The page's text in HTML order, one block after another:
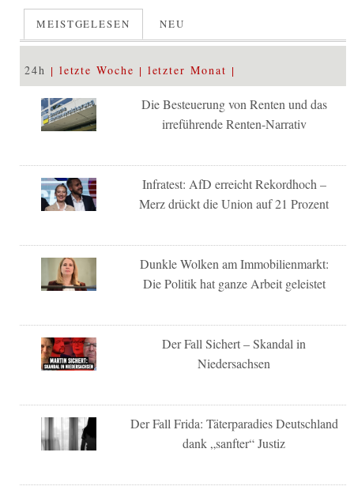
MEISTGELESEN NEU
24h letzte Woche letzter Monat
Die Besteuerung von Renten und das
irreführende Renten-Narrativ
Infratest: AfD erreicht Rekordhoch –
Merz drückt die Union auf 21 Prozent
Dunkle Wolken am Immobilienmarkt:
Die Politik hat ganze Arbeit geleistet
Der Fall Sichert – Skandal in
Niedersachsen
Der Fall Frida: Täterparadies Deutschland
dank „sanfter“ Justiz